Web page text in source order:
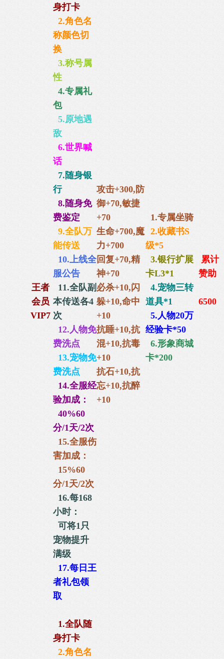
王者
会员
VIP7
身打卡
2.角色名
称颜色切
换
3.称号属
性
4.专属礼
包
5.原地遇
敌
6.世界喊
话
7.随身银
行
8.随身免
费鉴定
9.全队万
能传送
10.上线全
服公告
11.全队副
本传送各4
次
12.人物免
费洗点
13.宠物免
费洗点
14.全服经
验加成：
40%60
分/1天/2次
15.全服伤
害加成：
15%60
分/1天/2次
16.每168
小时：
可将1只
宠物提升
满级
17.每日王
者礼包领
取
攻击+300,防
御+70,敏捷
+70
生命+700,魔
力+700
回复+70,精
神+70
必杀+10,闪
躲+10,命中
+10
抗睡+10,抗
混+10,抗毒
+10
抗石+10,抗
忘+10,抗醉
+10
1.专属坐骑
2.收藏书S
级*5
3.银行扩展
卡L3*1
4.宠物三转
道具*1
5.人物20万
经验卡*50
6.形象商城
卡*200
累计
赞助
6500
1.全队随
身打卡
2.角色名